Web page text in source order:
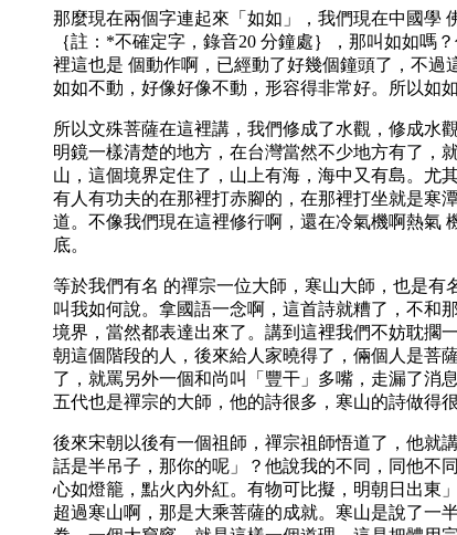
那麼現在兩個字連起來「如如」，我們現在中國學
｛註：*不確定字，錄音20 分鐘處｝，那叫如如嗎
裡這也是 個動作啊，已經動了好幾個鐘頭了，不
如如不動，好像好像不動，形容得非常好。所以如
所以文殊菩薩在這裡講，我們修成了水觀，修成水
明鏡一樣清楚的地方，在台灣當然不少地方有了，
山，這個境界定住了，山上有海，海中又有島。尤
有人有功夫的在那裡打赤腳的，在那裡打坐就是寒
道。不像我們現在這裡修行啊，還在冷氣機啊熱氣
底。
等於我們有名 的禪宗一位大師，寒山大師，也是有
叫我如何說。拿國語一念啊，這首詩就糟了，不和
境界，當然都表達出來了。講到這裡我們不妨耽擱
朝這個階段的人，後來給人家曉得了，倆個人是菩
了，就罵另外一個和尚叫「豐干」多嘴，走漏了消
五代也是禪宗的大師，他的詩很多，寒山的詩做得
後來宋朝以後有一個祖師，禪宗祖師悟道了，他就
話是半吊子，那你的呢」？他說我的不同，同他不
心如燈籠，點火內外紅。有物可比擬，明朝日出東
超過寒山啊，那是大乘菩薩的成就。寒山是說了一